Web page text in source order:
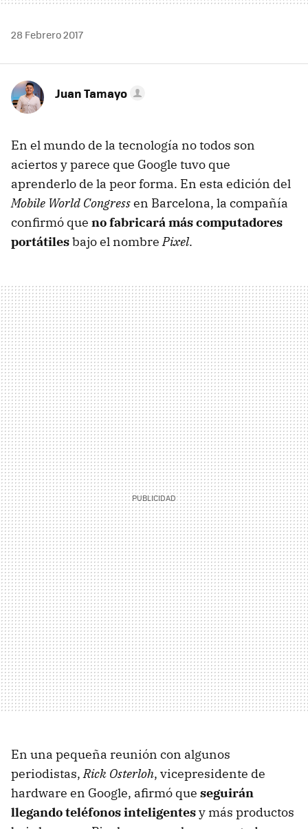
28 Febrero 2017
Juan Tamayo
En el mundo de la tecnología no todos son
aciertos y parece que Google tuvo que
aprenderlo de la peor forma. En esta edición del
Mobile World Congressen Barcelona, la compañía
confirmó que no fabricará más computadores
portátilesbajo el nombrePixel.
En una pequeña reunión con algunos
periodistas,Rick Osterloh, vicepresidente de
hardware en Google, afirmó que seguirán
llegando teléfonos inteligentesy más productos